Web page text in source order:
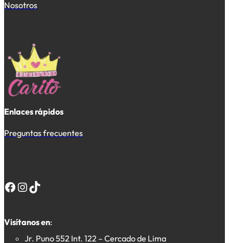
Nosotros
Enlaces rápidos
Preguntas frecuentes
Facebook InstagramTikTok
Visítanos en:
Jr. Puno 552 Int. 122 – Cercado de Lima